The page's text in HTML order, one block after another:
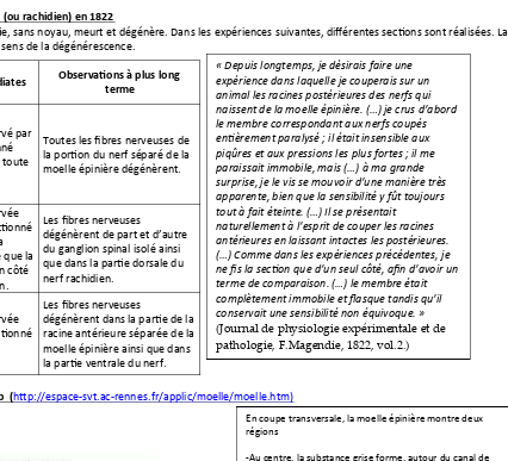
(ou rac hidien) en 1822
sans noyau, meurt et dégénère. Dans les expériences suivantes, différentes sections sont réalisées. La
de la dégénérescence.
Observations à plus long
terme
par
toute
Toutes les fibres nerveuses de
la portion du nerf séparé de la
moelle épinière dégénèrent.
que la
côté
Les fibres nerveuses
dégénèrent de part et d’autre
du ganglion spinal isolé ainsi
que dans la partie dorsale du
nerf rachidien.
é
Les fibres nerveuses
dégénèrent dans la partie de la
racine antérieure séparée de la
moelle épinière ainsi que dans
la partie ventrale du nerf.
(http://espace-svt.ac-rennes.fr/applic/moelle/moelle.htm)
En coupe transversale, la moelle épinière montre deux
régions
-Au centre, la substance grise forme, autour du canal de
« Depuis longtemps, je désirais faire une
expérience dans laquelle je couperais sur un
animal les racines postérieures des nerfs qui
naissent de la moelle épinière. (…) je crus d’abord
le membre correspondant aux nerfs coupés
entièrement paralysé ; il était insensible aux
piqûres et aux pressions les plus fortes ; il me
paraissait immobile, mais (…) à ma grande
surprise, je le vis se mouvoir d’une manière très
apparente, bien que la sensibilité y fût toujours
tout à fait éteinte. (…) Il se présentait
naturellement à l’esprit de couper les racines
antérieures en laissant intactes les postérieures.
(…) Comme dans les expériences précédentes, je
ne fis la section que d’un seul côté, afin d’avoir un
terme de comparaison. (…) le membre était
complètement immobile et flasque tandis qu’il
conservait une sensibilité non équivoque. »
(Journal de physiologie expérimentale et de
pathologie, F.Magendie, 1822, vol.2.)